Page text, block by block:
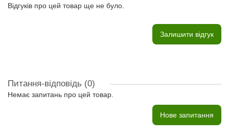
Відгуків про цей товар ще не було.
Залишити відгук
Питання-відповідь (0)
Немає запитань про цей товар.
Нове запитання